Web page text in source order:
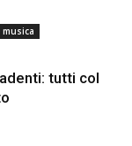
tutti col